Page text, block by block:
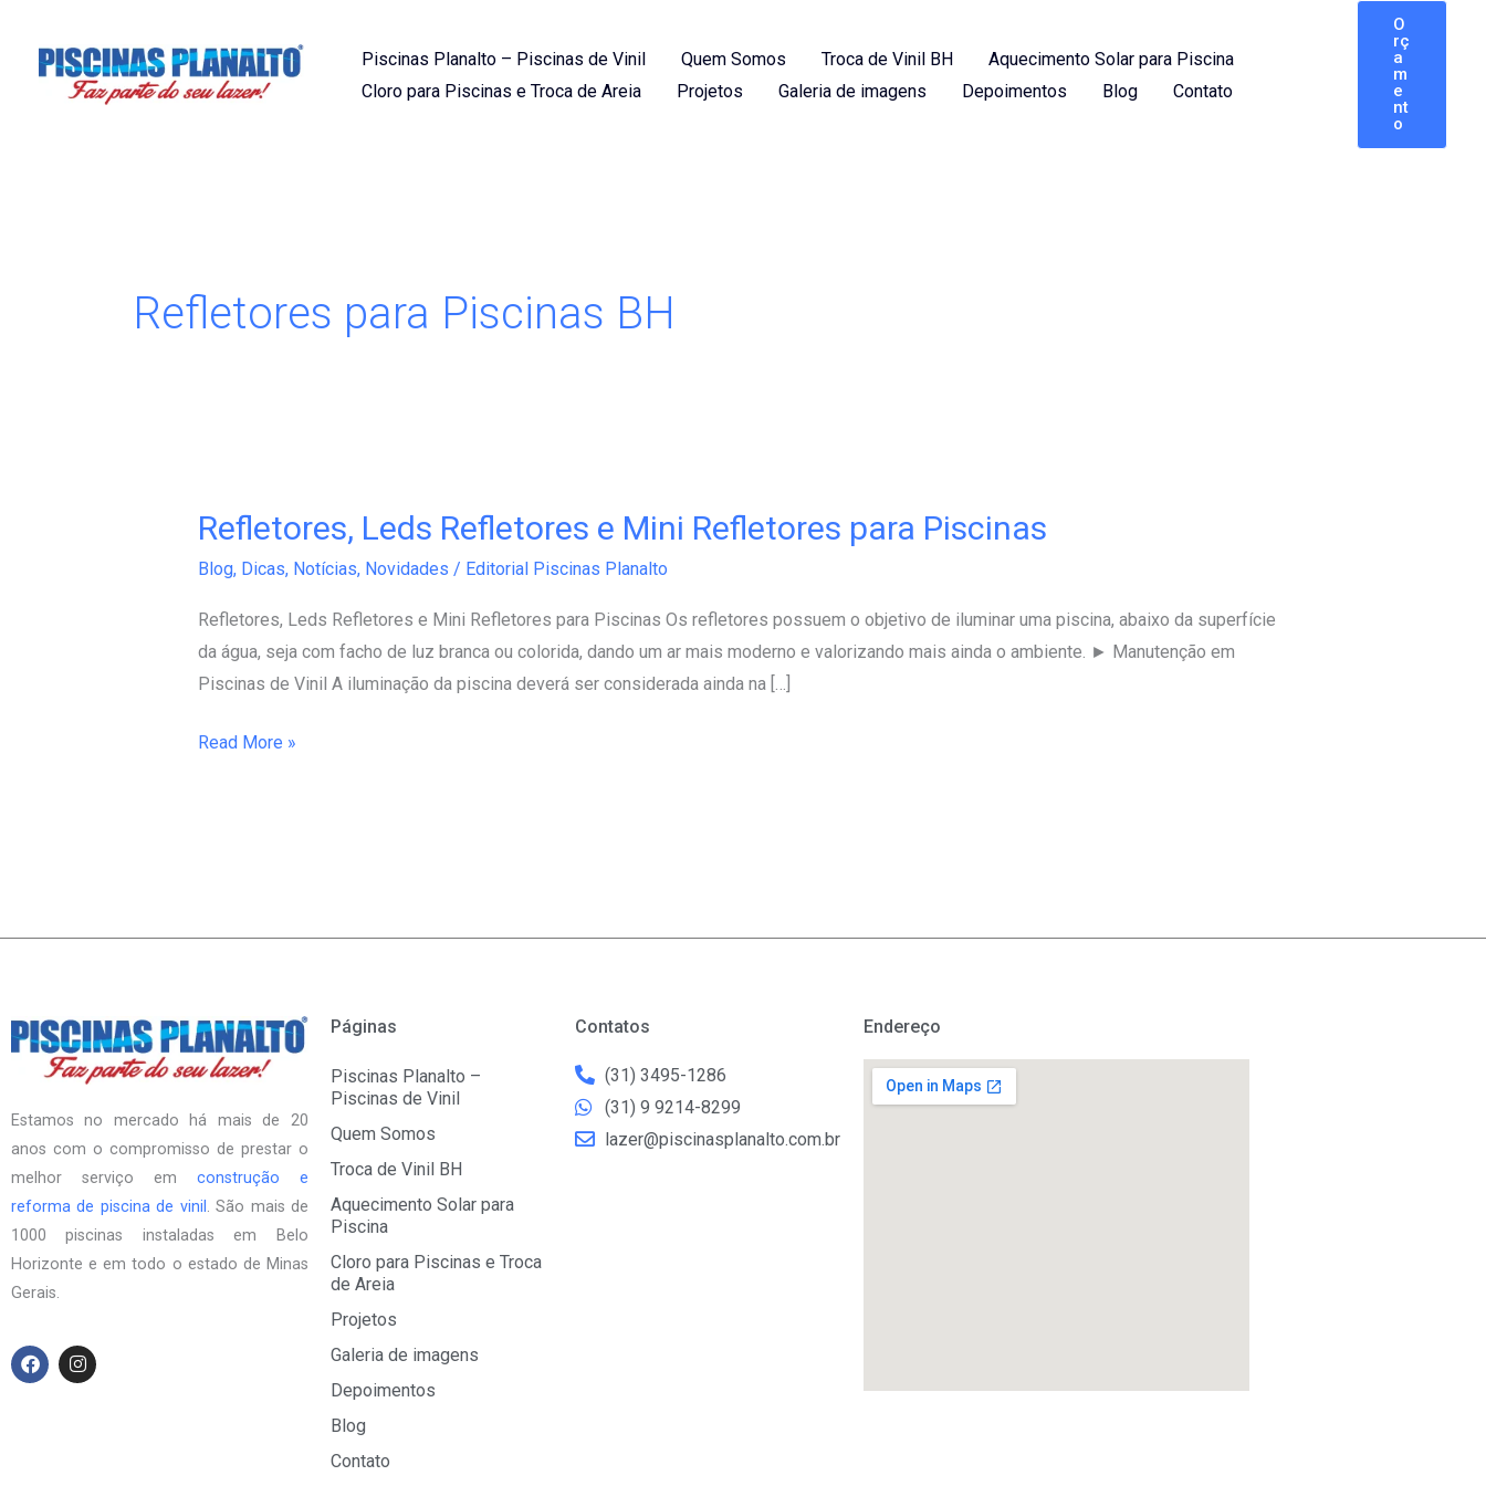
Piscinas Planalto – Piscinas de Vinil Quem Somos Troca de Vinil BH
Aquecimento Solar para Piscina
Cloro para Piscinas e Troca de Areia
Projetos Galeria de imagens Depoimentos Blog Contato
O
rç
a
m
e
nt
o
Refletores para Piscinas BH
Refletores, Leds Refletores e Mini Refletores para Piscinas
Blog, Dicas, Notícias, Novidades / Editorial Piscinas Planalto
Refletores, Leds Refletores e Mini Refletores para Piscinas Os refletores possuem o objetivo de iluminar uma piscina, abaixo da superfície
da água, seja com facho de luz branca ou colorida, dando um ar mais moderno e valorizando mais ainda o ambiente. ► Manutenção em
Piscinas de Vinil A iluminação da piscina deverá ser considerada ainda na […]
Refletores,
e
Mini
Refletores
Piscinas
Read More »
Estamos no mercado há mais de 20
anos com o compromisso de prestar o
melhor serviço em construção e
reforma de piscina de vinil . São mais de
1000 piscinas instaladas em Belo
Horizonte e em todo o estado de Minas
Gerais.
F
a
c
I
n
s
Páginas
Piscinas Planalto –
Piscinas de Vinil
Quem Somos
Troca de Vinil BH
Aquecimento Solar para
Piscina
Cloro para Piscinas e Troca
de Areia
Projetos
Galeria de imagens
Depoimentos
Blog
Contato
Contatos
(31) 3495-1286
(31) 9 9214-8299
lazer@piscinasplanalto.com.br
Endereço